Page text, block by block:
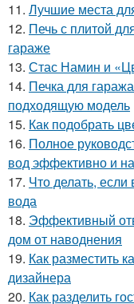
11. Лучшие места
12. Печь с плитой
гараже
13. Стас Намин и
14. Печка для
подходящую модель
15. Как подобрать
16. Полное
вод эффективно и
17. Что делать,
вода
18. Эффективный
дом от наводнения
19. Как разместить
дизайнера
20. Как разделить